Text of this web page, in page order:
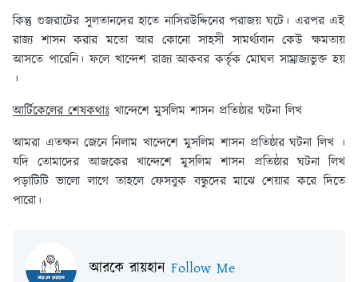
কিন্তু গুজরাটের সুলতানদের হাতে নাসিরউদ্দিনের পরাজয় ঘটে। এরপর এই
রাজ্য শাসন করার মতো আর কোনো সাহসী সামর্থ্যবান কেউ ক্ষমতায়
আসতে পারেনি। ফলে খান্দেশ রাজ্য আকবর কর্তৃক মোঘল সাম্রাজ্যভুক্ত হয়
।
আর্টিকেলের শেষকথাঃ খান্দেশে মুসলিম শাসন প্রতিষ্ঠার ঘটনা লিখ
আমরা এতক্ষন জেনে নিলাম খান্দেশে মুসলিম শাসন প্রতিষ্ঠার ঘটনা লিখ ।
যদি তোমাদের আজকের খান্দেশে মুসলিম শাসন প্রতিষ্ঠার ঘটনা লিখ
পড়াটিটি ভালো লাগে তাহলে ফেসবুক বন্ধুদের মাঝে শেয়ার করে দিতে
পারো।
আরকে রায়হান Follow Me